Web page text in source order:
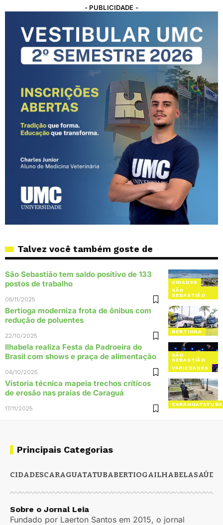
- PUBLICIDADE -
Talvez você também goste de
CIDADES
SÃO
SEBASTIÃO
São Sebastião tem saldo positivo de 133
postos de trabalho
05/11/2025
BERTIOGA
Bertioga moderniza frota de ônibus com
redução de poluentes
22/10/2025
SÃO
SEBASTIÃO
VARIEDADES
Ilhabela realiza Festa da Padroeira do
Brasil com shows e praça de alimentação
06/10/2025
CARAGUATATUBA
Vistoria técnica mapeia trechos críticos
de erosão nas praias de Caraguá
17/11/2025
Principais Categorias
CIDADESCARAGUATATUBABERTIOGAILHABELASAÚDE
Sobre o Jornal Leia
Fundado por Laerton Santos em 2015, o jornal